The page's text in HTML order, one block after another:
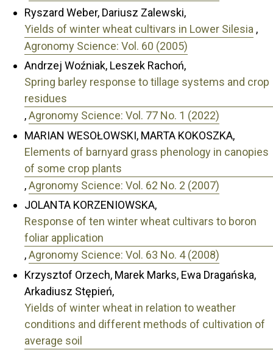
Ryszard Weber, Dariusz Zalewski,
Yields of winter wheat cultivars in Lower Silesia ,
Agronomy Science: Vol. 60 (2005)
Andrzej Woźniak, Leszek Rachoń,
Spring barley response to tillage systems and crop
residues
,Agronomy Science: Vol. 77 No. 1 (2022)
MARIAN WESOŁOWSKI, MARTA KOKOSZKA,
Elements of barnyard grass phenology in canopies
of some crop plants
,Agronomy Science: Vol. 62 No. 2 (2007)
JOLANTA KORZENIOWSKA,
Response of ten winter wheat cultivars to boron
foliar application
,Agronomy Science: Vol. 63 No. 4 (2008)
Krzysztof Orzech, Marek Marks, Ewa Dragańska,
Arkadiusz Stępień,
Yields of winter wheat in relation to weather
conditions and different methods of cultivation of
average soil